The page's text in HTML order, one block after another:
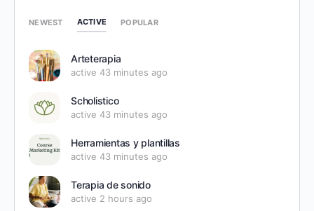
NEWEST ACTIVE POPULAR
Arteterapia
active 43 minutes ago
Scholistico
active 43 minutes ago
Herramientas y plantillas
active 43 minutes ago
Terapia de sonido
active 2 hours ago